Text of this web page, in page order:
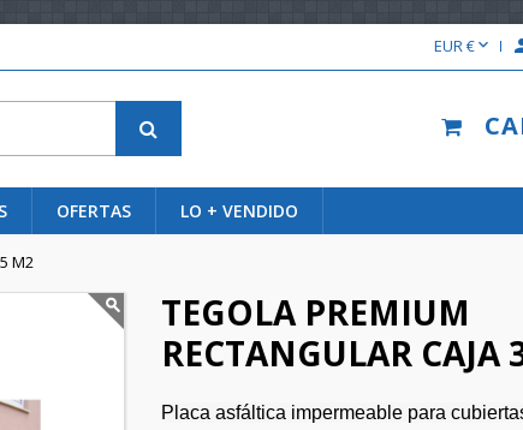
EUR €
OFERTAS LO + VENDIDO
M2
TEGOLA PREMIUM
RECTANGULAR CAJA
Placa asfáltica impermeable para